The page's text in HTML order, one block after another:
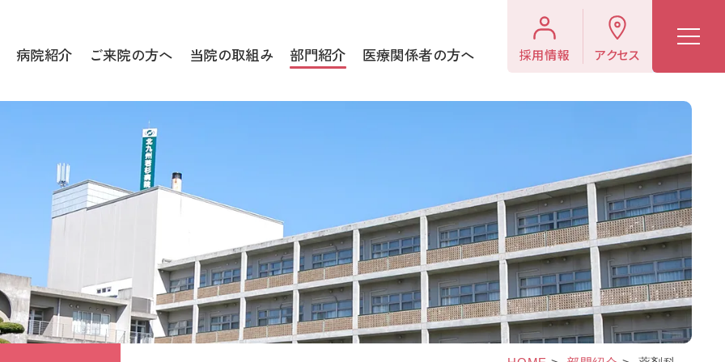
病院紹介 ご来院の方へ 当院の取組み 部門紹介 医療関係者の方へ 採用情報 アクセス